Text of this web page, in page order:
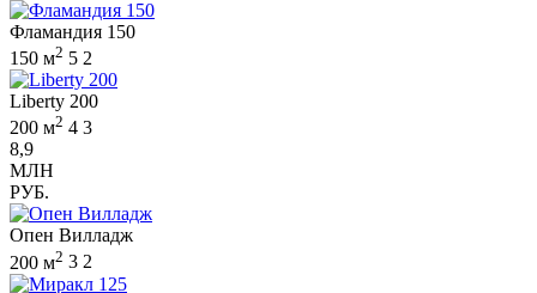
Фламандия 150
150 м2 5 2
Liberty 200
200 м2 4 3
8,9
МЛН
РУБ.
Опен Вилладж
200 м2 3 2